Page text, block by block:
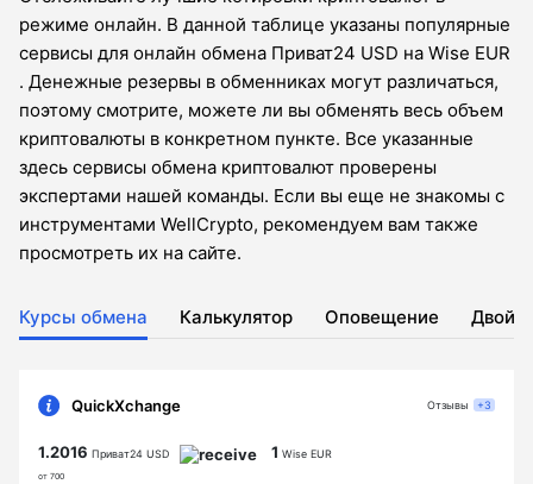
режиме онлайн. В данной таблице указаны популярные
сервисы для онлайн обмена Приват24 USD на Wise EUR
. Денежные резервы в обменниках могут различаться,
поэтому смотрите, можете ли вы обменять весь объем
криптовалюты в конкретном пункте. Все указанные
здесь сервисы обмена криптовалют проверены
экспертами нашей команды. Если вы еще не знакомы с
инструментами WellCrypto, рекомендуем вам также
просмотреть их на сайте.
Курсы обмена Калькулятор Оповещение
QuickXchange
1.2016 Приват24 USD
от 700
1 Wise EUR
Отзывы +3